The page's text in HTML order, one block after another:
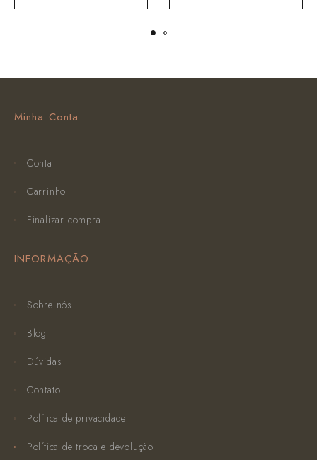
Minha Conta
Conta
Carrinho
Finalizar compra
INFORMAÇÃO
Sobre nós
Blog
Dúvidas
Contato
Política de privacidade
Política de troca e devolução